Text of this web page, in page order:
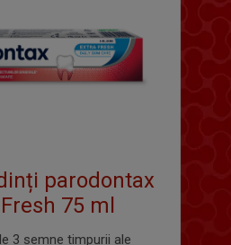
parodontax
75 ml
3 semne timpurii ale